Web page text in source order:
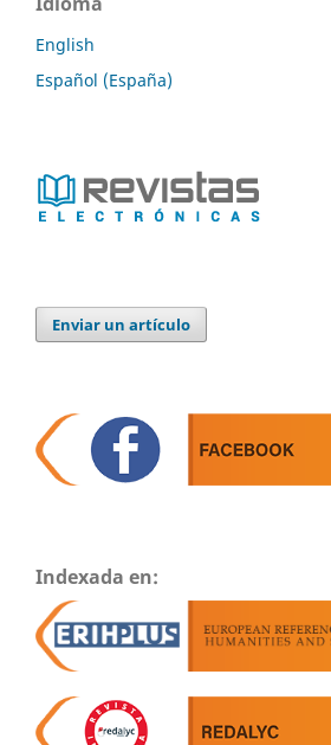
English
Español (España)
Enviar un artículo
Indexada en: